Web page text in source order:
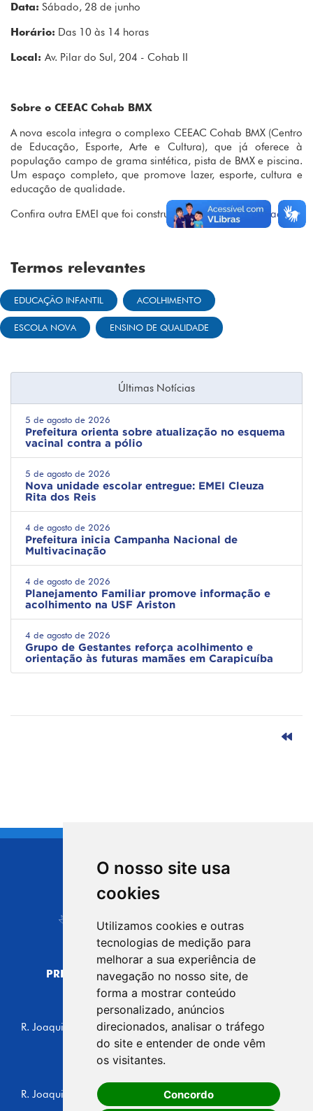
O nosso site usa
cookies
Utilizamos cookies e outras
tecnologias de medição para
melhorar a sua experiência de
navegação no nosso site, de
forma a mostrar conteúdo
personalizado, anúncios
direcionados, analisar o tráfego
do site e entender de onde vêm
os visitantes.
Concordo
Data: Sábado, 28 de junho
Horário: Das 10 às 14 horas
Local: Av. Pilar do Sul, 204 - Cohab II
Sobre o CEEAC Cohab BMX
A nova escola integra o complexo CEEAC Cohab BMX (Centro
de Educação, Esporte, Arte e Cultura), que já oferece à
população campo de grama sintética, pista de BMX e piscina.
Um espaço completo, que promove lazer, esporte, cultura e
educação de qualidade.
Confira outra EMEI que foi construida na cidade(clique aqui)
Termos relevantes
EDUCAÇÃO INFANTIL ACOLHIMENTO
ESCOLA NOVA ENSINO DE QUALIDADE
Últimas Notícias
5 de agosto de 2026
Prefeitura orienta sobre atualização no esquema
vacinal contra a pólio
5 de agosto de 2026
Nova unidade escolar entregue: EMEI Cleuza
Rita dos Reis
4 de agosto de 2026
Prefeitura inicia Campanha Nacional de
Multivacinação
4 de agosto de 2026
Planejamento Familiar promove informação e
acolhimento na USF Ariston
4 de agosto de 2026
Grupo de Gestantes reforça acolhimento e
orientação às futuras mamães em Carapicuíba
CIDADE DE
Carapicuíba
PREFEITURA MUNICIPAL DE CARAPICUÍBA
CNPJ: 44.892.693/0001-40
CENTRO ADMINISTRATIVO
R. Joaquim das Neves, 211 - Vila Caldas, Carapicuíba/SP
CEP: 06310-030, Brasil
Telefone: 4164-5500
GABINETE DO PREFEITO
R. Joaquim das Neves, 205 - Vila Caldas, Carapicuíba/SP
CEP: 06310-030, Brasil